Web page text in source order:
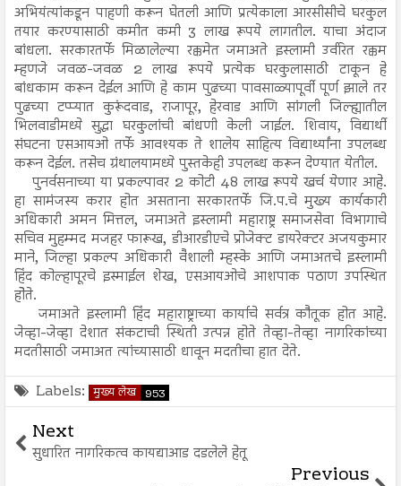
अभियंत्यांकडून पाहणी करून घेतली आणि प्रत्येकाला आरसीसीचे घरकुल
तयार करण्यासाठी कमीत कमी 3 लाख रूपये लागतील. याचा अंदाज
बांधला. सरकारतर्फे मिळालेल्या रक्कमेत जमाअते इस्लामी उर्वरित रक्कम
म्हणजे जवळ-जवळ 2 लाख रूपये प्रत्येक घरकुलासाठी टाकून हे
बांधकाम करून देईल आणि हे काम पुढच्या पावसाळ्यापूर्वी पूर्ण झाले तर
पुढच्या टप्प्यात कुरूंदवाड, राजापूर, हेरवाड आणि सांगली जिल्ह्यातील
भिलवाडीमध्ये सुद्धा घरकुलांची बांधणी केली जाईल. शिवाय, विद्यार्थी
संघटना एसआयओ तर्फे आवश्यक ते शालेय साहित्य विद्यार्थ्यांना उपलब्ध
करून देईल. तसेच ग्रंथालयामध्ये पुस्तकेही उपलब्ध करून देण्यात येतील.
पुनर्वसनाच्या या प्रकल्पावर 2 कोटी 48 लाख रूपये खर्च येणार आहे.
हा सामंजस्य करार होत असताना सरकारतर्फे जि.प.चे मुख्य कार्यकारी
अधिकारी अमन मित्तल, जमाअते इस्लामी महाराष्ट्र समाजसेवा विभागाचे
सचिव मुहम्मद मजहर फारूख, डीआरडीएचे प्रोजेक्ट डायरेक्टर अजयकुमार
माने, जिल्हा प्रकल्प अधिकारी वैशाली म्हस्के आणि जमाअतचे इस्लामी
हिंद कोल्हापूरचे इस्माईल शेख, एसआयओचे आशपाक पठाण उपस्थित
होेते.
जमाअते इस्लामी हिंद महाराष्ट्राच्या कार्याचे सर्वत्र कौतूक होत आहे.
जेव्हा-जेव्हा देशात संकटाची स्थिती उत्पन्न होते तेव्हा-तेव्हा नागरिकांच्या
मदतीसाठी जमाअत त्यांच्यासाठी धावून मदतीचा हात देते.
Labels: मुख्य लेख 953
Next
सुधारित नागरिकत्व कायद्याआड दडलेले हेतू
Previous